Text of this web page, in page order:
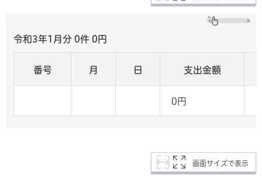
令和3年1月分 0件 0 円
番号 月 日 支出金額
0円
画面サイズで表示